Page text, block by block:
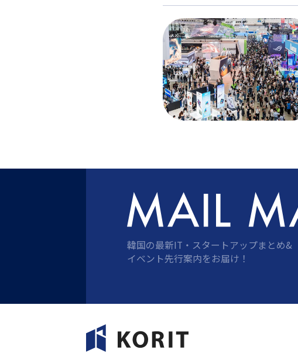
韓国の最新IT・スタートアップまとめ&
イベント先行案内をお届け！